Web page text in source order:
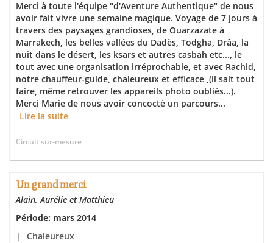
Merci à toute l'équipe "d'Aventure Authentique" de nous
avoir fait vivre une semaine magique. Voyage de 7 jours à
travers des paysages grandioses, de Ouarzazate à
Marrakech, les belles vallées du Dadès, Todgha, Drâa, la
nuit dans le désert, les ksars et autres casbah etc..., le
tout avec une organisation irréprochable, et avec Rachid,
notre chauffeur-guide, chaleureux et efficace ,(il sait tout
faire, même retrouver les appareils photo oubliés...).
Merci Marie de nous avoir concocté un parcours...
Lire la suite
Circuit sur-mesure
Un grand merci
Alain, Aurélie et Matthieu
Période: mars 2014
|
Chaleureux